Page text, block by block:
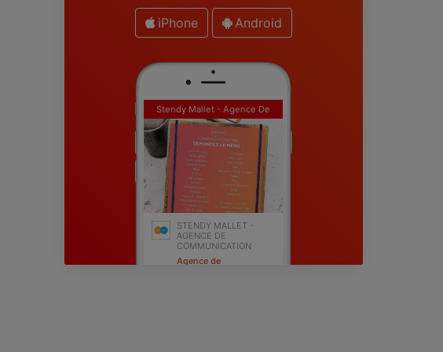
iPhone Android
Stendy Mallet - Agence De
Communication
STENDY MALLET -
AGENCE DE
COMMUNICATION
Agence de